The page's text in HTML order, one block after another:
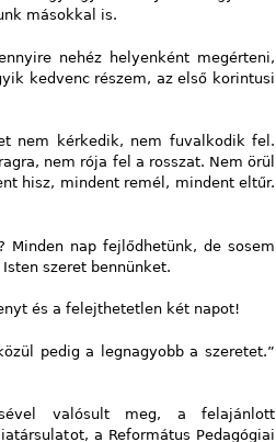
másokkal is.
nehéz helyenként megérteni,
kedvenc részem, az első korintusi
nem kérkedik, nem fuvalkodik fel.
nem rója fel a rosszat. Nem örül
hisz, mindent remél, mindent eltűr.
Minden nap fejlődhetünk, de sosem
szeret bennünket.
és a felejthetetlen két napot!
pedig a legnagyobb a szeretet.”
valósult meg, a felajánlott
a Református Pedagógiai